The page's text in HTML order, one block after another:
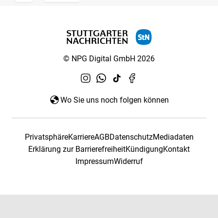
© NPG Digital GmbH 2026
Wo Sie uns noch folgen können
PrivatsphäreKarriereAGBDatenschutzMediadaten
Erklärung zur BarrierefreiheitKündigungKontakt
ImpressumWiderruf